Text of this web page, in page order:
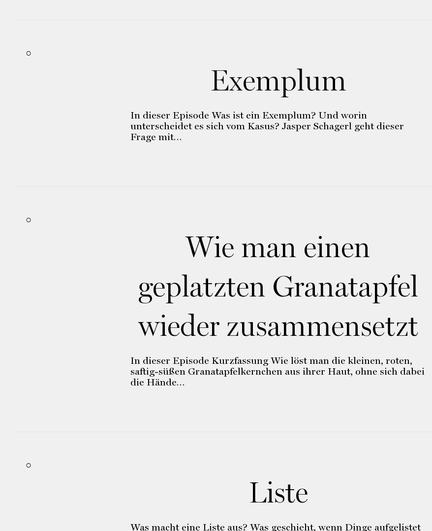
Exemplum
In dieser Episode Was ist ein Exemplum? Und worin
unterscheidet es sich vom Kasus? Jasper Schagerl geht dieser
Frage mit…
Wie man einen
geplatzten Granatapfel
wieder zusammensetzt
In dieser Episode Kurzfassung Wie löst man die kleinen, roten,
saftig-süßen Granatapfelkernchen aus ihrer Haut, ohne sich dabei
die Hände…
Liste
Was macht eine Liste aus? Was geschieht, wenn Dinge aufgelistet